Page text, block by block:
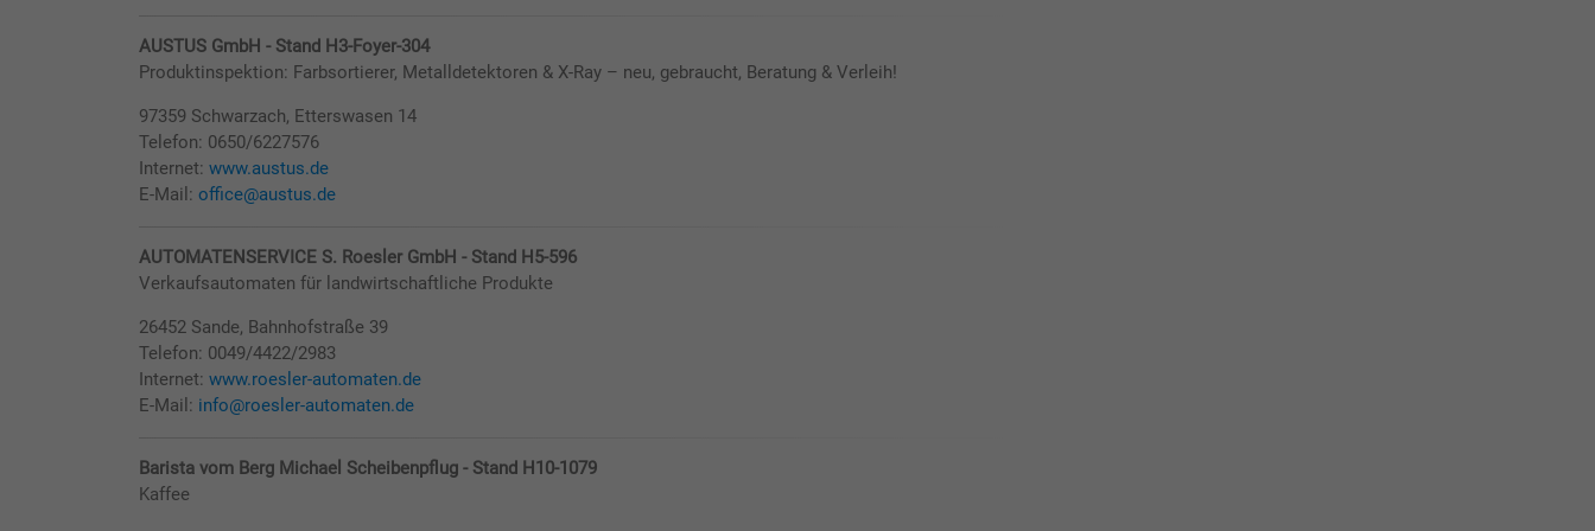
AUSTUS GmbH - Stand H3-Foyer-304
Produktinspektion: Farbsortierer, Metalldetektoren & X-Ray – neu, gebraucht, Beratung & Verleih!
97359 Schwarzach, Etterswasen 14
Telefon: 0650/6227576
Internet: www.austus.de
E-Mail: office@austus.de
AUTOMATENSERVICE S. Roesler GmbH - Stand H5-596
Verkaufsautomaten für landwirtschaftliche Produkte
26452 Sande, Bahnhofstraße 39
Telefon: 0049/4422/2983
Internet: www.roesler-automaten.de
E-Mail: info@roesler-automaten.de
Barista vom Berg Michael Scheibenpflug - Stand H10-1079
Kaffee